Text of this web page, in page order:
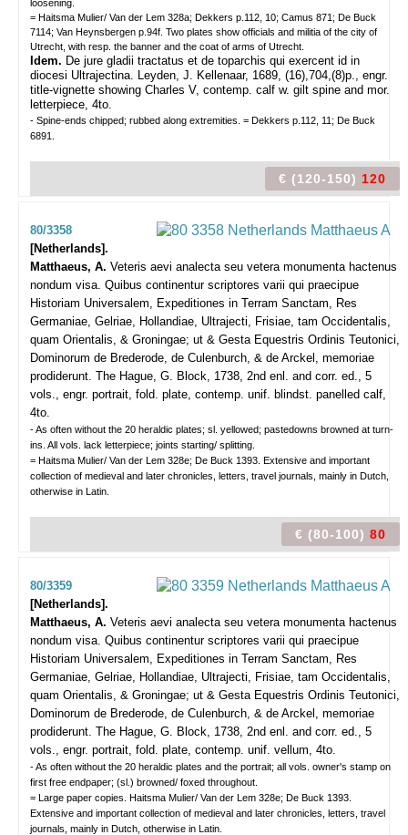
loosening.
= Haitsma Mulier/ Van der Lem 328a; Dekkers p.112, 10; Camus 871; De Buck
7114; Van Heynsbergen p.94f. Two plates show officials and militia of the city of
Utrecht, with resp. the banner and the coat of arms of Utrecht.
Idem. De jure gladii tractatus et de toparchis qui exercent id in
diocesi Ultrajectina. Leyden, J. Kellenaar, 1689, (16),704,(8)p., engr.
title-vignette showing Charles V, contemp. calf w. gilt spine and mor.
letterpiece, 4to.
- Spine-ends chipped; rubbed along extremities. = Dekkers p.112, 11; De Buck
6891.
€ (120-150) 120
80/3358
[Netherlands].
Matthaeus, A. Veteris aevi analecta seu vetera monumenta hactenus
nondum visa. Quibus continentur scriptores varii qui praecipue
Historiam Universalem, Expeditiones in Terram Sanctam, Res
Germaniae, Gelriae, Hollandiae, Ultrajecti, Frisiae, tam Occidentalis,
quam Orientalis, & Groningae; ut & Gesta Equestris Ordinis Teutonici,
Dominorum de Brederode, de Culenburch, & de Arckel, memoriae
prodiderunt. The Hague, G. Block, 1738, 2nd enl. and corr. ed., 5
vols., engr. portrait, fold. plate, contemp. unif. blindst. panelled calf,
4to.
- As often without the 20 heraldic plates; sl. yellowed; pastedowns browned at turn-
ins. All vols. lack letterpiece; joints starting/ splitting.
= Haitsma Mulier/ Van der Lem 328e; De Buck 1393. Extensive and important
collection of medieval and later chronicles, letters, travel journals, mainly in Dutch,
otherwise in Latin.
€ (80-100) 80
80/3359
[Netherlands].
Matthaeus, A. Veteris aevi analecta seu vetera monumenta hactenus
nondum visa. Quibus continentur scriptores varii qui praecipue
Historiam Universalem, Expeditiones in Terram Sanctam, Res
Germaniae, Gelriae, Hollandiae, Ultrajecti, Frisiae, tam Occidentalis,
quam Orientalis, & Groningae; ut & Gesta Equestris Ordinis Teutonici,
Dominorum de Brederode, de Culenburch, & de Arckel, memoriae
prodiderunt. The Hague, G. Block, 1738, 2nd enl. and corr. ed., 5
vols., engr. portrait, fold. plate, contemp. unif. vellum, 4to.
- As often without the 20 heraldic plates and the portrait; all vols. owner's stamp on
first free endpaper; (sl.) browned/ foxed throughout.
= Large paper copies. Haitsma Mulier/ Van der Lem 328e; De Buck 1393.
Extensive and important collection of medieval and later chronicles, letters, travel
journals, mainly in Dutch, otherwise in Latin.